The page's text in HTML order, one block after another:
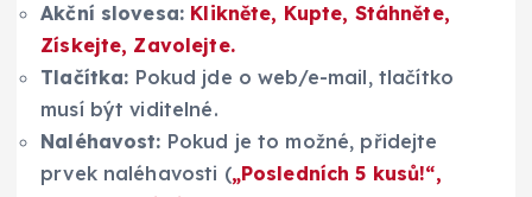
Akční slovesa: Klikněte, Kupte, Stáhněte,
Získejte, Zavolejte.
Tlačítka: Pokud jde o web/e-mail, tlačítko
musí být viditelné.
Naléhavost: Pokud je to možné, přidejte
prvek naléhavosti („Posledních 5 kusů!“,